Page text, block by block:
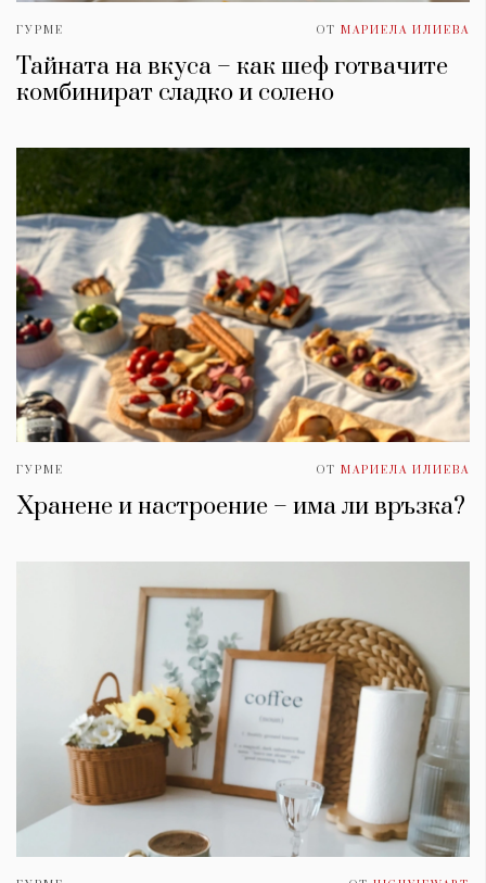
ГУРМЕ ОТ МАРИЕЛА ИЛИЕВА
Тайната на вкуса – как шеф готвачите
комбинират сладко и солено
ГУРМЕ ОТ МАРИЕЛА ИЛИЕВА
Хранене и настроение – има ли връзка?